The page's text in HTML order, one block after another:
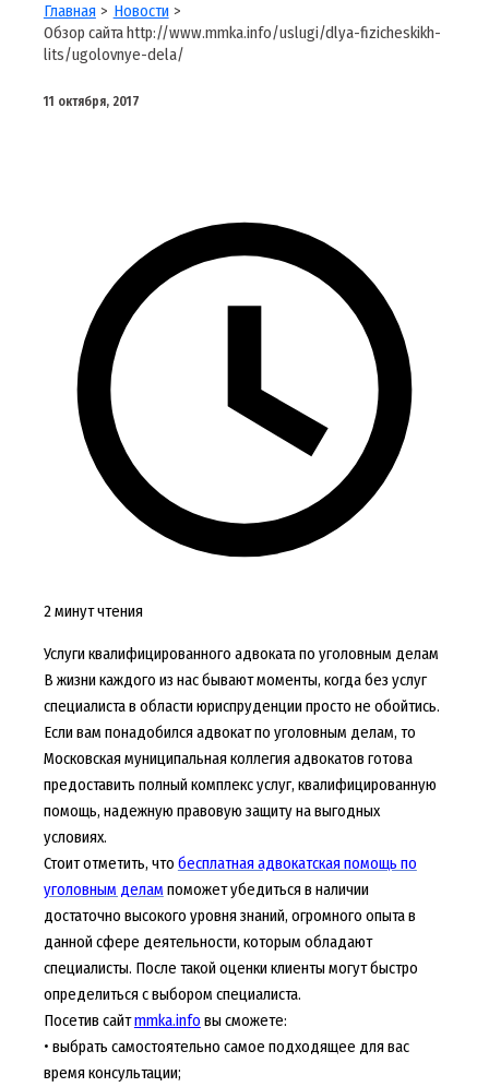
Главная
Новости
Обзор сайта http://www.mmka.info/uslugi/dlya-fizicheskikh-
lits/ugolovnye-dela/
11 октября, 2017
2 минут чтения
Услуги квалифицированного адвоката по уголовным делам
В жизни каждого из нас бывают моменты, когда без услуг
специалиста в области юриспруденции просто не обойтись.
Если вам понадобился адвокат по уголовным делам, то
Московская муниципальная коллегия адвокатов готова
предоставить полный комплекс услуг, квалифицированную
помощь, надежную правовую защиту на выгодных
условиях.
Стоит отметить, что бесплатная адвокатская помощь по
уголовным делам поможет убедиться в наличии
достаточно высокого уровня знаний, огромного опыта в
данной сфере деятельности, которым обладают
специалисты. После такой оценки клиенты могут быстро
определиться с выбором специалиста.
Посетив сайтmmka.info вы сможете:
• выбрать самостоятельно самое подходящее для вас
время консультации;